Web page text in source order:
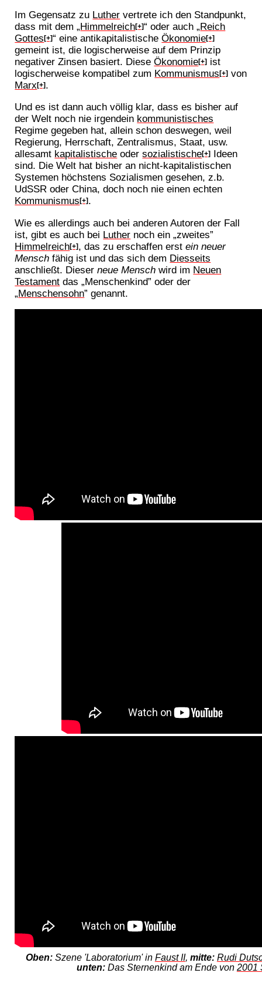
Im Gegensatz zu Luther vertrete ich den Standpunkt,
dass mit dem „Himmelreich[+]“ oder auch „Reich
Gottes[+]“ eine antikapitalistischeÖkonomie[+]
gemeint ist, die logischerweise auf dem Prinzip
negativer Zinsen basiert. DieseÖkonomie[+] ist
logischerweise kompatibel zum Kommunismus[+] von
Marx[+] .
Und es ist dann auch völlig klar, dass es bisher auf
der Welt noch nie irgendein kommunistisches
Regime gegeben hat, allein schon deswegen, weil
Regierung, Herrschaft, Zentralismus, Staat, usw.
allesamt kapitalistische odersozialistische[+] Ideen
sind. Die Welt hat bisher an nicht-kapitalistischen
Systemen höchstens Sozialismen gesehen, z.b.
UdSSR oder China, doch noch nie einen echten
Kommunismus[+] .
Wie es allerdings auch bei anderen Autoren der Fall
ist, gibt es auch bei Luther noch ein „zweites”
Himmelreich[+], das zu erschaffen erstein neuer
Mensch fähig ist und das sich dem Diesseits
anschließt. Dieserneue Mensch wird im Neuen
Testament das „Menschenkind” oder der
„Menschensohn” genannt.
Oben:Szene 'Laboratorium' in Faust II, mitte: Rudi
unten:Das Sternenkind am Ende von 2001